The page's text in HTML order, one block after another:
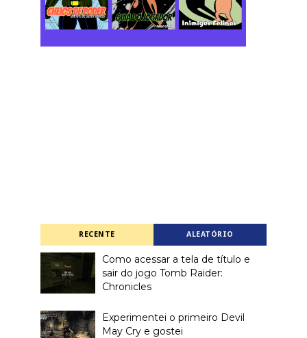
RECENTE ALEATÓRIO
Como acessar a tela de título e
sair do jogo Tomb Raider:
Chronicles
Experimentei o primeiro Devil
May Cry e gostei